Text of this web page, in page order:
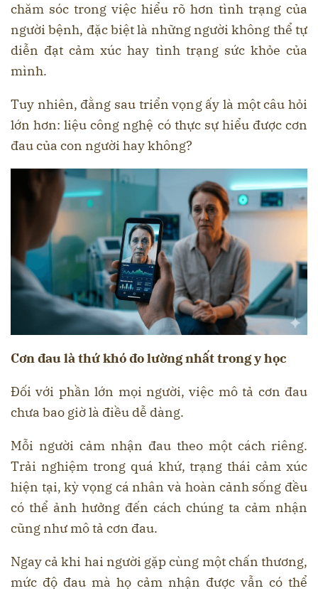
chăm sóc trong việc hiểu rõ hơn tình trạng của
người bệnh, đặc biệt là những người không thể tự
diễn đạt cảm xúc hay tình trạng sức khỏe của
mình.
Tuy nhiên, đằng sau triển vọng ấy là một câu hỏi
lớn hơn: liệu công nghệ có thực sự hiểu được cơn
đau của con người hay không?
Cơn đau là thứ khó đo lường nhất trong y học
Đối với phần lớn mọi người, việc mô tả cơn đau
chưa bao giờ là điều dễ dàng.
Mỗi người cảm nhận đau theo một cách riêng.
Trải nghiệm trong quá khứ, trạng thái cảm xúc
hiện tại, kỳ vọng cá nhân và hoàn cảnh sống đều
có thể ảnh hưởng đến cách chúng ta cảm nhận
cũng như mô tả cơn đau.
Ngay cả khi hai người gặp cùng một chấn thương,
mức độ đau mà họ cảm nhận được vẫn có thể